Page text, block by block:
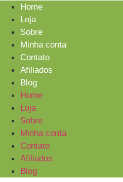
Home
Loja
Sobre
Minha conta
Contato
Afiliados
Blog
Home
Loja
Sobre
Minha conta
Contato
Afiliados
Blog